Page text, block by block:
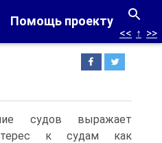
Помощь проекту
<< ↑ >>
судов выражает
к судам как